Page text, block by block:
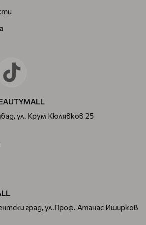
ул. Крум Кюлявков 25
град, ул.Проф. Атанас Иширков